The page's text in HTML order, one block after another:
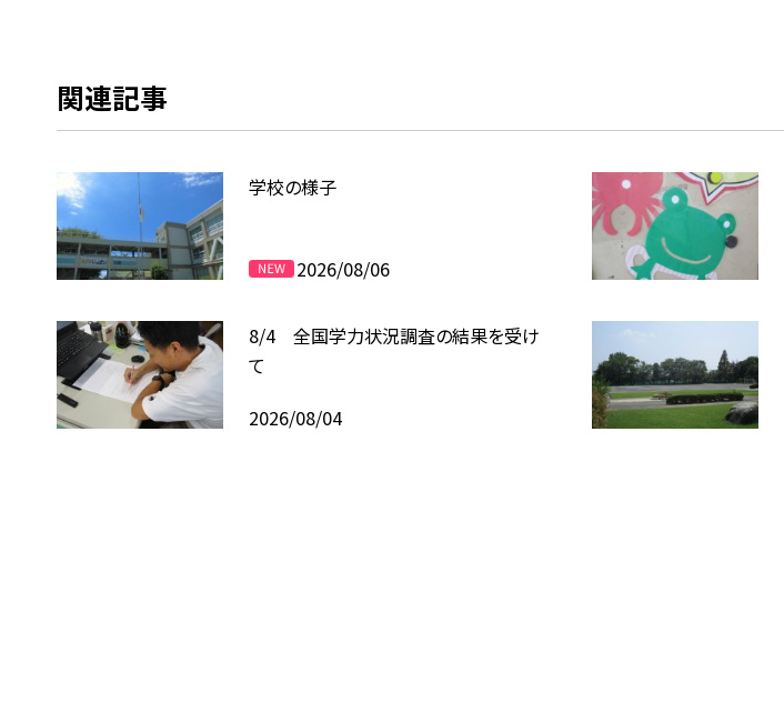
関連記事
学校の様子
2026/08/06
8/4 全国学力状況調査の結果を受け
て
2026/08/04